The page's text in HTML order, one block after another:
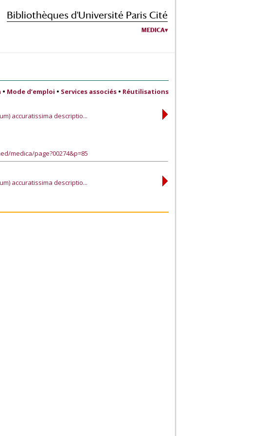
Bibliothèques d'Université Paris Cité
MEDICA
• Mode d’emploi • Services associés • Réutilisations
accuratissima descriptio...
medica/page?00274&p=85
accuratissima descriptio...